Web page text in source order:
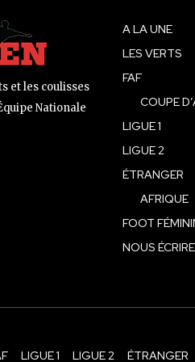
et les coulisses
Nationale
A LA UNE
LES VERTS
FAF
COUPE
LIGUE 1
LIGUE 2
ÉTRANGER
AFRIQUE
FOOT
NOUS ÉCRIRE
LIGUE 1 LIGUE 2 ÉTRANGER